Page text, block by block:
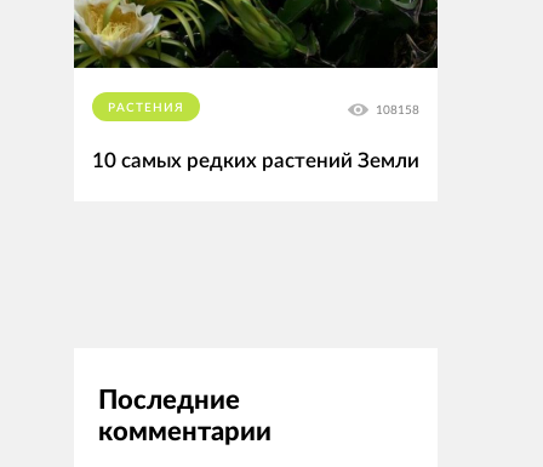
РАСТЕНИЯ 108158
10 самых редких растений Земли
Последние
комментарии